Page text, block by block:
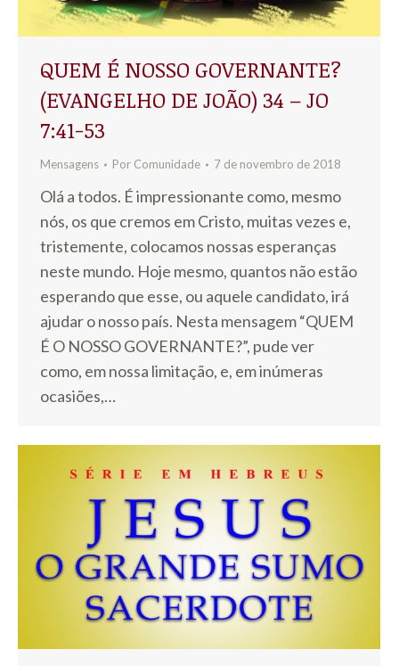
QUEM É NOSSO GOVERNANTE?
(EVANGELHO DE JOÃO) 34 – JO
7:41-53
Mensagens Por Comunidade 7 de novembro de 2018
Olá a todos. É impressionante como, mesmo
nós, os que cremos em Cristo, muitas vezes e,
tristemente, colocamos nossas esperanças
neste mundo. Hoje mesmo, quantos não estão
esperando que esse, ou aquele candidato, irá
ajudar o nosso país. Nesta mensagem “QUEM
É O NOSSO GOVERNANTE?”, pude ver
como, em nossa limitação, e, em inúmeras
ocasiões,…